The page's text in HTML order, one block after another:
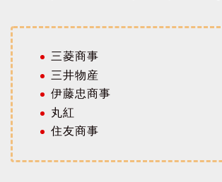
三菱商事
三井物産
伊藤忠商事
丸紅
住友商事